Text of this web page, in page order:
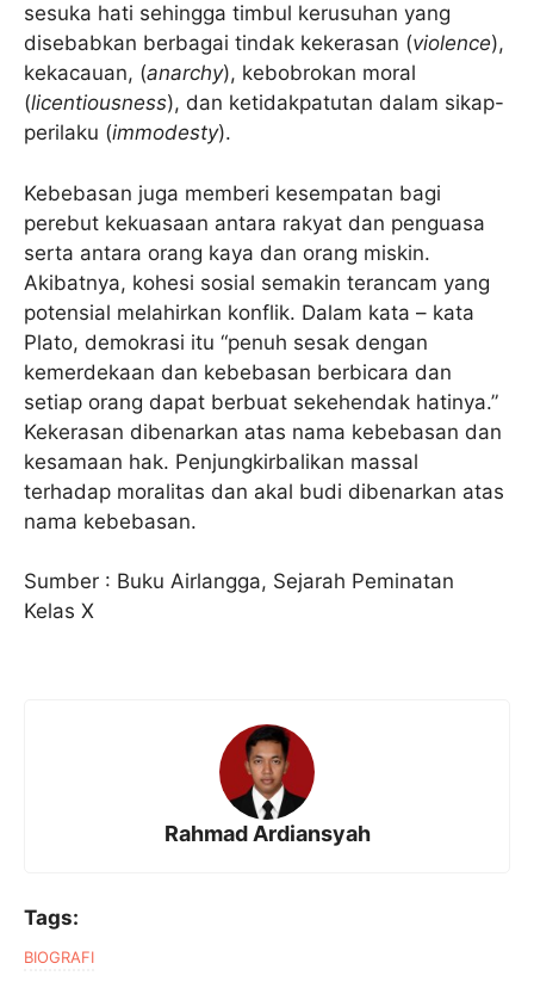
sesuka hati sehingga timbul kerusuhan yang
disebabkan berbagai tindak kekerasan (violence),
kekacauan, (anarchy), kebobrokan moral
(licentiousness), dan ketidakpatutan dalam sikap-
perilaku (immodesty).
Kebebasan juga memberi kesempatan bagi
perebut kekuasaan antara rakyat dan penguasa
serta antara orang kaya dan orang miskin.
Akibatnya, kohesi sosial semakin terancam yang
potensial melahirkan konflik. Dalam kata – kata
Plato, demokrasi itu “penuh sesak dengan
kemerdekaan dan kebebasan berbicara dan
setiap orang dapat berbuat sekehendak hatinya.”
Kekerasan dibenarkan atas nama kebebasan dan
kesamaan hak. Penjungkirbalikan massal
terhadap moralitas dan akal budi dibenarkan atas
nama kebebasan.
Sumber : Buku Airlangga, Sejarah Peminatan
Kelas X
Rahmad Ardiansyah
Tags:
BIOGRAFI